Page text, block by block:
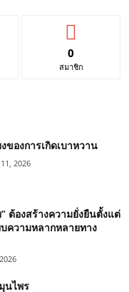
0
สมาชิก
องการเกิดเบาหวาน
2026
ต้องสร้างความยั่งยืนตั้งแต่
ความหลากหลายทาง
นไพร